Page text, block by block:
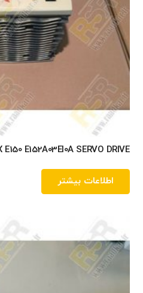
E152A03EI0A SERVO DRIVE
اطلاعات بیشتر